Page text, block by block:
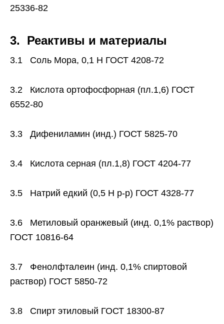
25336-82
3. Реактивы и материалы
3.1 Соль Мора, 0,1 Н ГОСТ 4208-72
3.2 Кислота ортофосфорная (пл.1,6) ГОСТ
6552-80
3.3 Дифениламин (инд.) ГОСТ 5825-70
3.4 Кислота серная (пл.1,8) ГОСТ 4204-77
3.5 Натрий едкий (0,5 Н р-р) ГОСТ 4328-77
3.6 Метиловый оранжевый (инд. 0,1% раствор)
ГОСТ 10816-64
3.7 Фенолфталеин (инд. 0,1% спиртовой
раствор) ГОСТ 5850-72
3.8 Спирт этиловый ГОСТ 18300-87